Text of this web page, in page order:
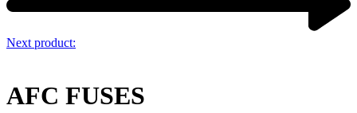
Next product:
AFC FUSES